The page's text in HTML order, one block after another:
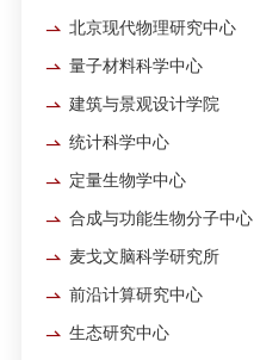
北京现代物理研究中心
量子材料科学中心
建筑与景观设计学院
统计科学中心
定量生物学中心
合成与功能生物分子中心
麦戈文脑科学研究所
前沿计算研究中心
生态研究中心